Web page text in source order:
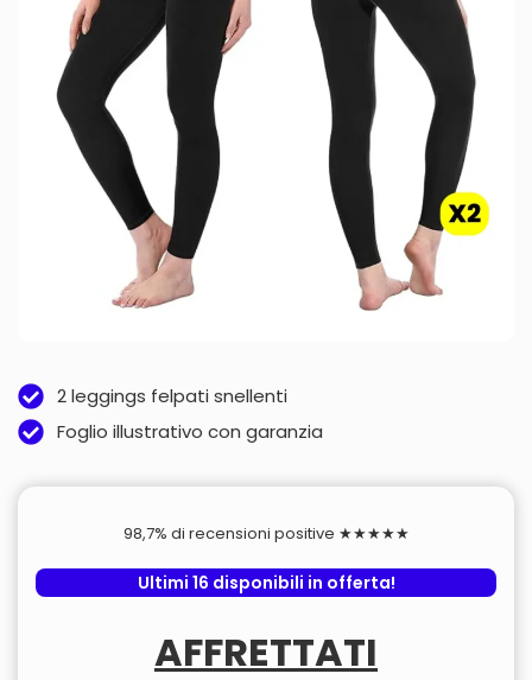
2 leggings felpati snellenti
Foglio illustrativo con garanzia
98,7% di recensioni positive ★★★★★
Ultimi 16 disponibili in offerta!
AFFRETTATI